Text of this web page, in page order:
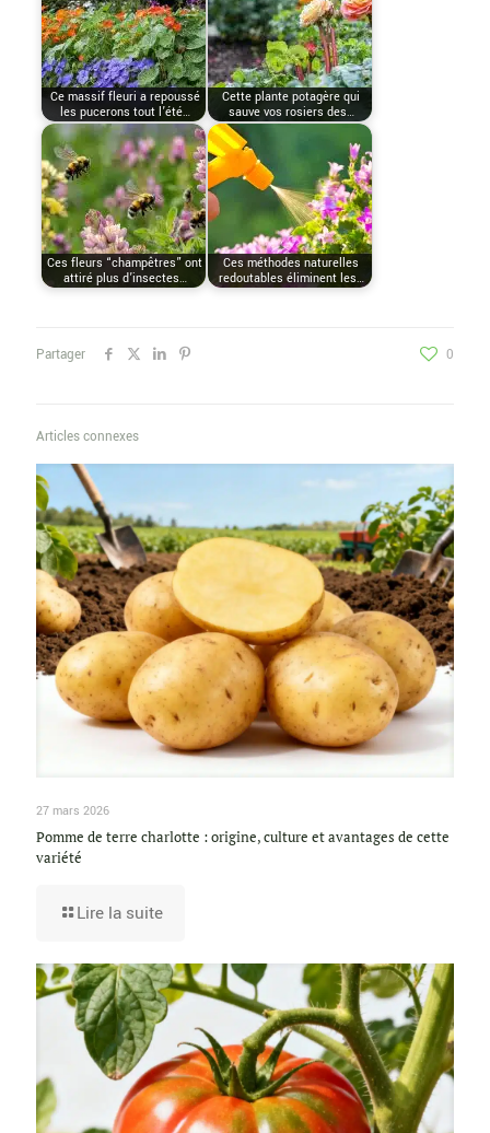
Ce massif fleuri a repoussé
les pucerons tout l’été…
Cette plante potagère qui
sauve vos rosiers des…
Ces fleurs “champêtres” ont
attiré plus d’insectes…
Ces méthodes naturelles
redoutables éliminent les…
Partager 0
Articles connexes
27 mars 2026
Pomme de terre charlotte : origine, culture et avantages de cette
variété
Lire la suite